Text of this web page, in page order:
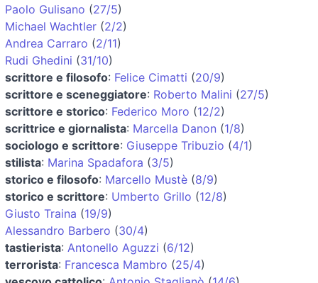
Paolo Gulisano (27/5)
Michael Wachtler (2/2)
Andrea Carraro (2/11)
Rudi Ghedini (31/10)
scrittore e filosofo: Felice Cimatti (20/9)
scrittore e sceneggiatore: Roberto Malini (27/5)
scrittore e storico: Federico Moro (12/2)
scrittrice e giornalista: Marcella Danon (1/8)
sociologo e scrittore: Giuseppe Tribuzio (4/1)
stilista: Marina Spadafora (3/5)
storico e filosofo: Marcello Mustè (8/9)
storico e scrittore: Umberto Grillo (12/8)
Giusto Traina (19/9)
Alessandro Barbero (30/4)
tastierista: Antonello Aguzzi (6/12)
terrorista: Francesca Mambro (25/4)